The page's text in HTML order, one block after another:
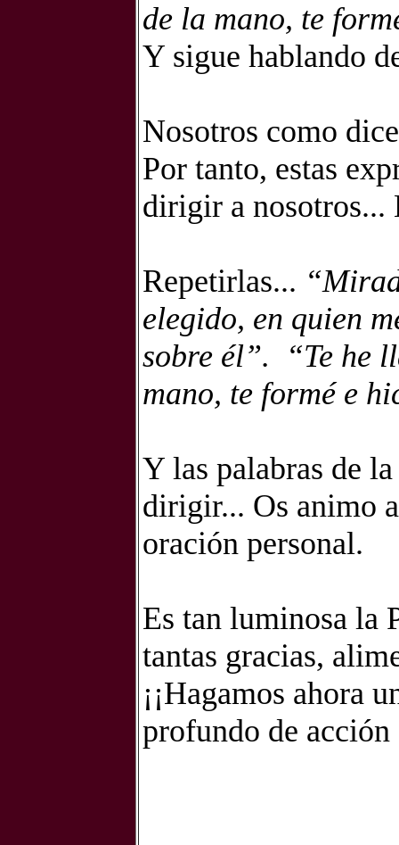
de la mano, te
Y sigue hablando
Nosotros como
Por tanto, estas
dirigir a nosotros...
Repetirlas...
elegido, en quien
sobre él”.
“Te he
mano, te formé e
Y las palabras de
dirigir... Os animo
oración personal.
Es tan luminosa la
tantas gracias,
¡¡Hagamos ahora
profundo de